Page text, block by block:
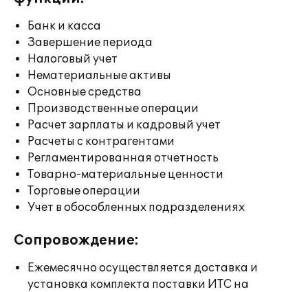
Банк и касса
Завершение периода
Налоговый учет
Нематериальные активы
Основные средства
Производственные операции
Расчет зарплаты и кадровый учет
Расчеты с контрагентами
Регламентированная отчетность
Товарно-материальные ценности
Торговые операции
Учет в обособленных подразделениях
Сопровождение:
Ежемесячно осуществляется доставка и
установка комплекта поставки ИТС на